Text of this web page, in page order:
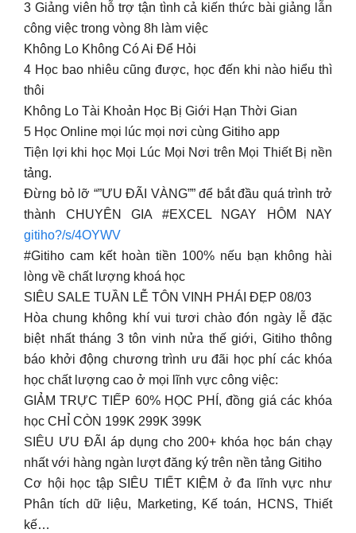
3 Giảng viên hỗ trợ tận tình cả kiến thức bài giảng lẫn
công việc trong vòng 8h làm việc
Không Lo Không Có Ai Để Hỏi
4 Học bao nhiêu cũng được, học đến khi nào hiểu thì
thôi
Không Lo Tài Khoản Học Bị Giới Hạn Thời Gian
5 Học Online mọi lúc mọi nơi cùng Gitiho app
Tiện lợi khi học Mọi Lúc Mọi Nơi trên Mọi Thiết Bị nền
tảng.
Đừng bỏ lỡ “”ƯU ĐÃI VÀNG”” để bắt đầu quá trình trở
thành CHUYÊN GIA #EXCEL NGAY HÔM NAY
gitiho?/s/4OYWV
#Gitiho cam kết hoàn tiền 100% nếu bạn không hài
lòng về chất lượng khoá học
SIÊU SALE TUẦN LỄ TÔN VINH PHÁI ĐẸP 08/03
Hòa chung không khí vui tươi chào đón ngày lễ đặc
biệt nhất tháng 3 tôn vinh nửa thế giới, Gitiho thông
báo khởi động chương trình ưu đãi học phí các khóa
học chất lượng cao ở mọi lĩnh vực công việc:
GIẢM TRỰC TIẾP 60% HỌC PHÍ, đồng giá các khóa
học CHỈ CÒN 199K 299K 399K
SIÊU ƯU ĐÃI áp dụng cho 200+ khóa học bán chạy
nhất với hàng ngàn lượt đăng ký trên nền tảng Gitiho
Cơ hội học tập SIÊU TIẾT KIỆM ở đa lĩnh vực như
Phân tích dữ liệu, Marketing, Kế toán, HCNS, Thiết
kế…